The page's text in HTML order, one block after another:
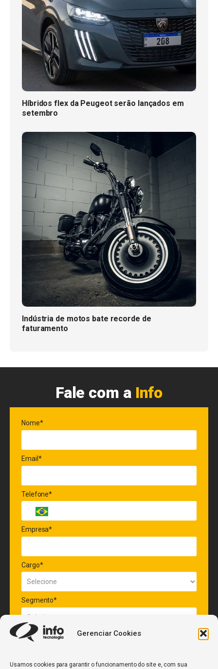
Gerenciar Cookies
Usamos cookies para garantir o funcionamento do site e, com sua
Híbridos flex da Peugeot serão lançados em
setembro
Indústria de motos bate recorde de
faturamento
Fale com a Info
Nome*
Email*
Telefone*
Empresa*
Cargo*
Segmento*
Quantidade de veículos da frota*